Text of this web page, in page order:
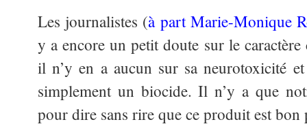
Les journalistes (à part Marie-Monique
y a encore un petit doute sur le caractère
il n’y en a aucun sur sa neurotoxicité
simplement un biocide. Il n’y a que
pour dire sans rire que ce produit est bon